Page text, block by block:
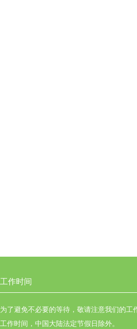
工作时间
为了避免不必要的等待，敬请注意我们的工
工作时间，中国大陆法定节假日除外。